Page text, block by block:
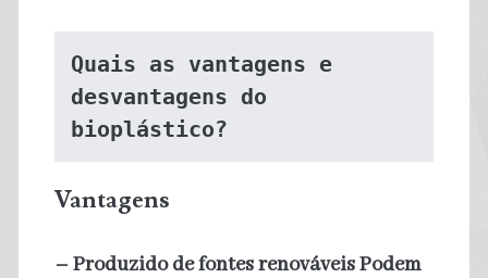
Quais as vantagens e
desvantagens do
bioplástico?
Vantagens
– Produzido de fontes renováveis Podem